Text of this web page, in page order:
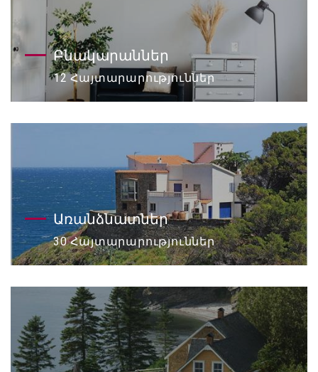
Բնակարաններ
12 Հայտարարություններ
Առանձնատներ
30 Հայտարարություններ